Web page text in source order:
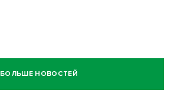
БОЛЬШЕ НОВОСТЕЙ